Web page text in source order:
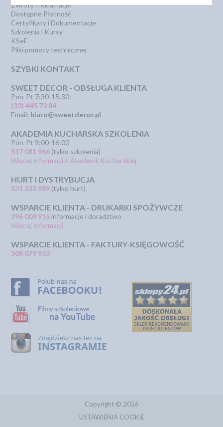
Zwroty i reklamacje
Dostępne Płatność
Certyfikaty i Dokumentacje
Szkolenia i Kursy
KSeF
Pliki pomocy technicznej
SZYBKI KONTAKT
SWEET DECOR - OBSŁUGA KLIENTA
Pon-Pt 7:30-15:30:
(32) 445 73 84
Email: biuro@sweetdecor.pl
AKADEMIA KUCHARSKA SZKOLENIA
Pon-Pt 9:00-16:00
517 081 966 (tylko szkolenia)
Więcej informacji o Akademii Kucharskiej
HURT I DYSTRYBUCJA
531 333 989 (tylko hurt)
WSPARCIE KLIENTA - DRUKARKI SPOŻYWCZE
796 004 915 informacje i doradztwo
Więcej informacji
WSPARCIE KLIENTA - FAKTURY-KSIĘGOWOŚĆ
508 079 953
Copyright © 2026
USTAWIENIA COOKIE